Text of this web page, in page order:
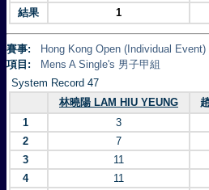
結果
1
賽事:
Hong Kong Open (Individual
項目:
Mens A Single's 男子甲組
System Record 47
林曉陽 LAM HIU YEUNG
1
3
2
7
3
11
4
11